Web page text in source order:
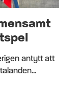
antytt att